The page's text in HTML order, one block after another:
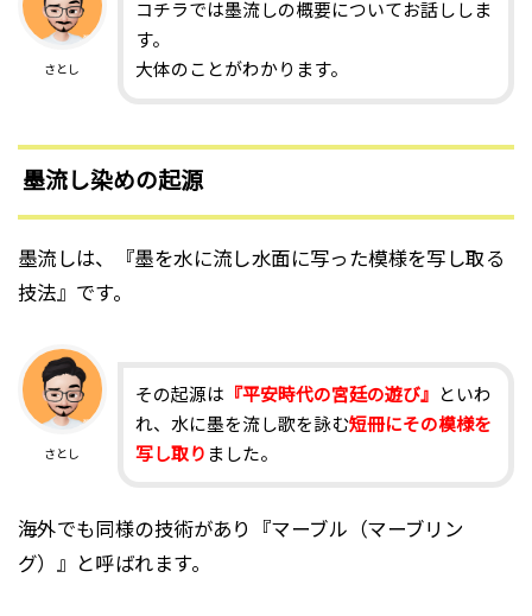
さとし
コチラでは墨流しの概要についてお話ししま
す。
大体のことがわかります。
墨流し染めの起源
墨流しは、『墨を水に流し水面に写った模様を写し取る
技法』です。
さとし
その起源は 『平安時代の宮廷の遊び』
といわ
れ、水に墨を流し歌を詠む短冊にその模様を
写し取り ました。
海外でも同様の技術があり『マーブル（マーブリン
グ）』と呼ばれます。